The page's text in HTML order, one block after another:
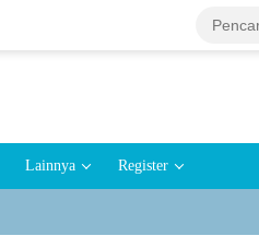
Lainnya Register